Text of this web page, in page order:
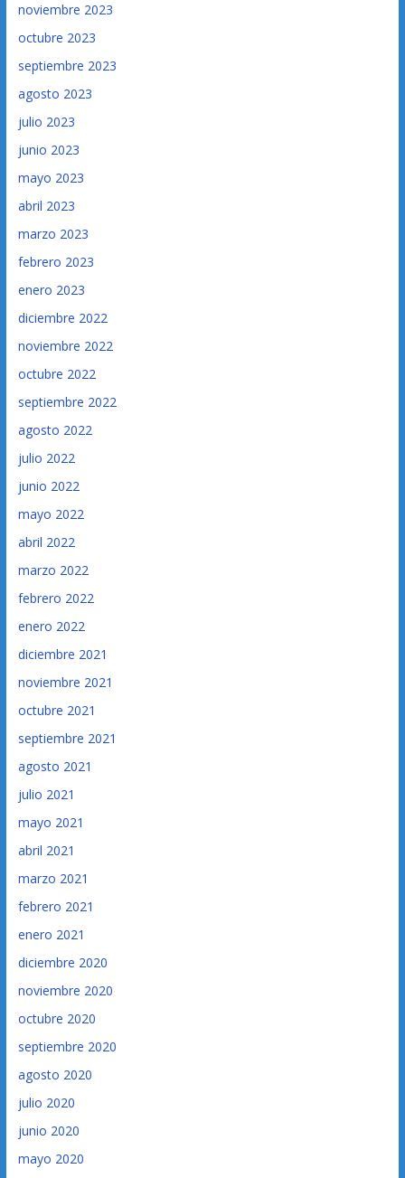
noviembre 2023
octubre 2023
septiembre 2023
agosto 2023
julio 2023
junio 2023
mayo 2023
abril 2023
marzo 2023
febrero 2023
enero 2023
diciembre 2022
noviembre 2022
octubre 2022
septiembre 2022
agosto 2022
julio 2022
junio 2022
mayo 2022
abril 2022
marzo 2022
febrero 2022
enero 2022
diciembre 2021
noviembre 2021
octubre 2021
septiembre 2021
agosto 2021
julio 2021
mayo 2021
abril 2021
marzo 2021
febrero 2021
enero 2021
diciembre 2020
noviembre 2020
octubre 2020
septiembre 2020
agosto 2020
julio 2020
junio 2020
mayo 2020